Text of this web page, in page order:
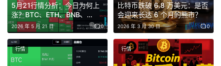
出于盘感，说出点居安思危的话，有些人受不了了。不过还
好，市场需要洗牌，洗牌了气才通了，大家也不至于在场内
温水煮青蛙，洗盘它只是一个过程，账户还会回到原位的，
所以大家也不需要太担心。
5月21行情分析：今日为何上
涨？BTC、ETH、BNB、
SOL、EDEN、
1000CHEEMS、FIDA、
ATA、VIC山寨币操作建议！
2026 年 5 月 21 日 0
比特币跌破 6.8 万美元：是否
会迎来长达 6 个月的熊市？
2026 年 3 月 30 日 0
行情 行情